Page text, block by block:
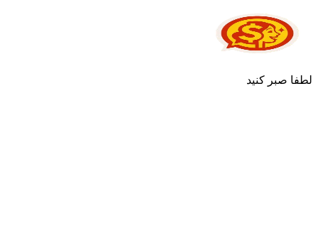
لطفا صبر کنید